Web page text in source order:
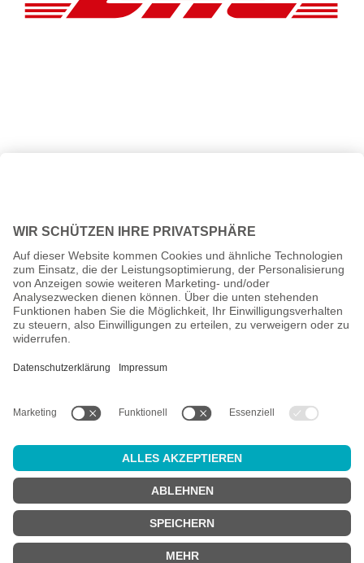
ggf. Nachnahmegebühren, wenn nicht anders angegeben.
Altersprüfung
Achtung:um diesen Onlineshop zu nutzen, müssen Siemindestens
18 Jahre alt
Sind Sie 18 Jahre alt oder älter?